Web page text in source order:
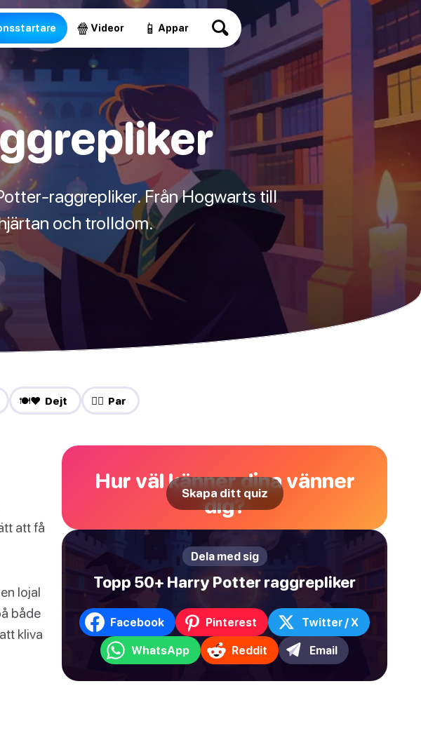
🍿 Videor 📱 Appar
raggrepliker. Från Hogwarts till
och trolldom.
🍽️❤️ Dejt ❤️‍🔥 Par
att få
lojal
både
kliva
Hur väl känner dina vänner
dig?
Skapa ditt quiz
Dela med sig
Topp 50+ Harry Potter raggrepliker
Facebook Pinterest Twitter / X
WhatsApp Reddit Email